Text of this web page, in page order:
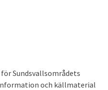
Sundsvallsområdets
och källmaterial